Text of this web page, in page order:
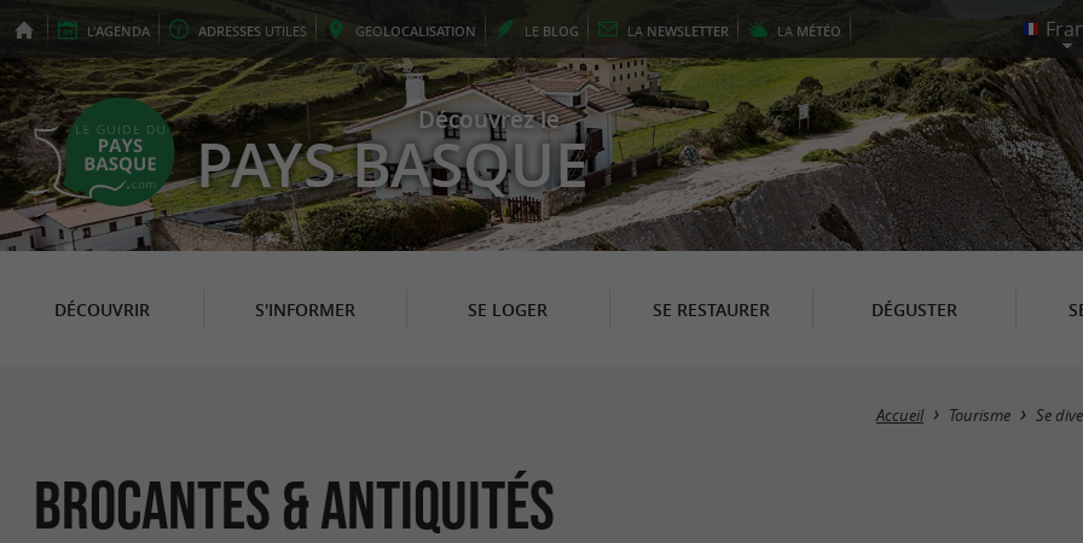
L'AGENDA ADRESSES UTILES GEOLOCALISATION LE BLOG LA NEWSLETTER LA MÉTÉO
Découvrez le
PAYS BASQUE
DÉCOUVRIR S'INFORMER SE LOGER SE RESTAURER DÉGUSTER
Accueil Tourisme Se
Brocantes & Antiquités